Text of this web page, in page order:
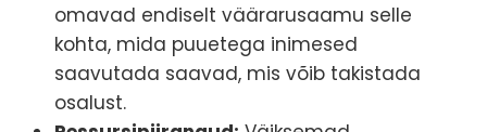
omavad endiselt väärarusaamu selle
kohta, mida puuetega inimesed
saavutada saavad, mis võib takistada
osalust.